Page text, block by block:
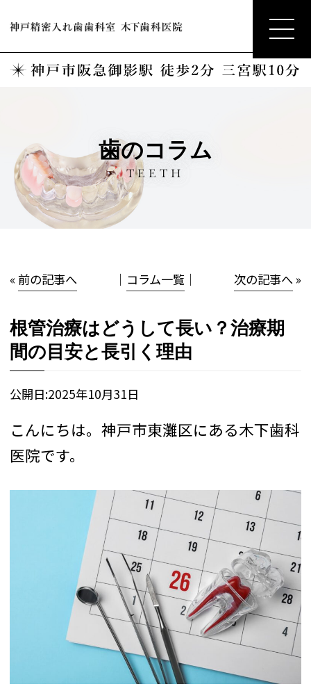
歯のコラム
TEETH
«前の記事へ │ コラム一覧 │ 次の記事へ»
根管治療はどうして長い？治療期
間の目安と長引く理由
公開日:2025年10月31日
こんにちは。神戸市東灘区にある木下歯科
医院です。